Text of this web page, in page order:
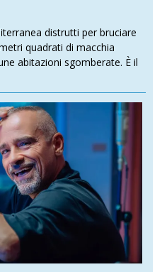
distrutti per bruciare
quadrati di macchia
abitazioni sgomberate. È il